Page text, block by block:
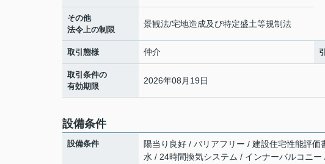
その他
法令上の制限
景観法/宅地造成及び特定盛土等規制法
取引態様 仲介
取引条件の
有効期限
2026年08月19日
設備条件
設備条件
陽当り良好 / バリアフリー / 建設住宅性能評
水 / 24時間換気システム / インナーバルコニ